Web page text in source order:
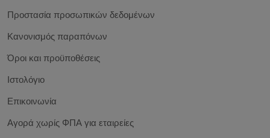
Προστασία προσωπικών δεδομένων
Κανονισμός παραπόνων
Όροι και προϋποθέσεις
Ιστολόγιο
Επικοινωνία
Αγορά χωρίς ΦΠΑ για εταιρείες